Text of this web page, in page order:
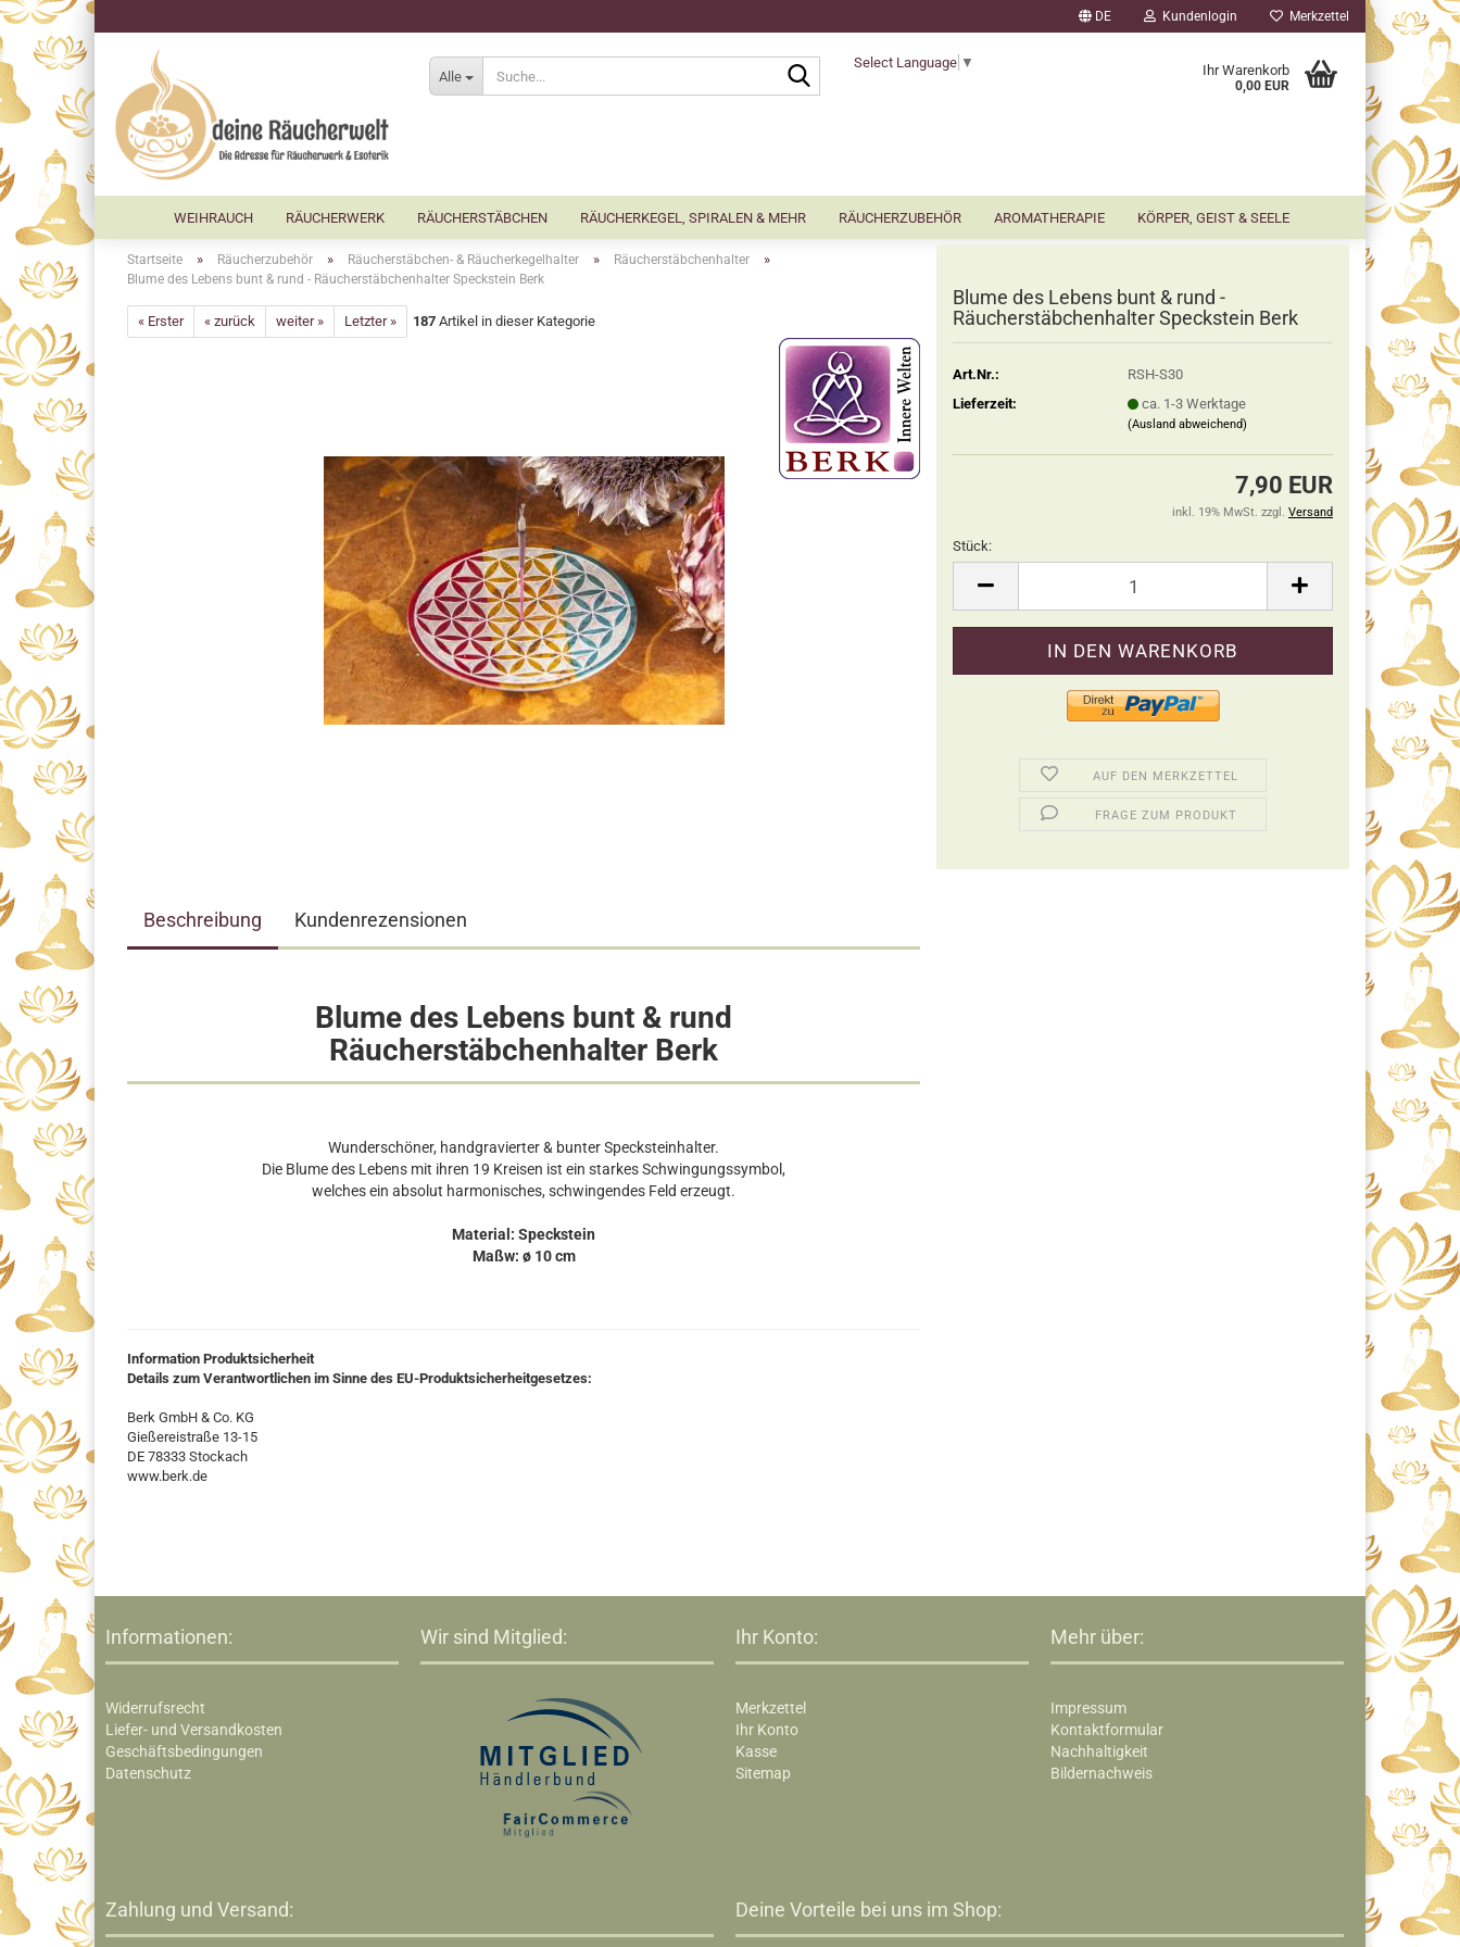
DE Kundenlogin Merkzettel
Alle
Suche...Select Language ▼ Ihr Warenkorb
0,00 EUR
WEIHRAUCH RÄUCHERWERK RÄUCHERSTÄBCHEN RÄUCHERKEGEL, SPIRALEN & MEHR RÄUCHERZUBEHÖR AROMATHERAPIE KÖRPER, GEIST & SEELE
Startseite » Räucherzubehör » Räucherstäbchen- & Räucherkegelhalter » Räucherstäbchenhalter »
Blume des Lebens bunt & rund - Räucherstäbchenhalter Speckstein Berk
« Erster « zurück weiter » Letzter » 187 Artikel in dieser Kategorie
Blume des Lebens bunt & rund -
Räucherstäbchenhalter Speckstein Berk
Art.Nr.:
RSH-S30
Lieferzeit:
ca. 1-3 Werktage
(Ausland abweichend)
7,90 EUR
inkl. 19% MwSt. zzgl. Versand
Stück:
Stück
AUF DEN MERKZETTEL
FRAGE ZUM PRODUKT
Beschreibung Kundenrezensionen
Blume des Lebens bunt & rund
Räucherstäbchenhalter Berk
Wunderschöner, handgravierter & bunter Specksteinhalter.
Die Blume des Lebens mit ihren 19 Kreisen ist ein starkes Schwingungssymbol,
welches ein absolut harmonisches, schwingendes Feld erzeugt.
Material: Speckstein
Maßw: ø 10 cm
Information Produktsicherheit
Details zum Verantwortlichen im Sinne des EU-Produktsicherheitgesetzes:
Berk GmbH & Co. KG
Gießereistraße 13-15
DE 78333 Stockach
www.berk.de
Informationen:
Widerrufsrecht
Liefer- und Versandkosten
Geschäftsbedingungen
Datenschutz
Wir sind Mitglied: Ihr Konto:
Merkzettel
Ihr Konto
Kasse
Sitemap
Mehr über:
Impressum
Kontaktformular
Nachhaltigkeit
Bildernachweis
Zahlung und Versand: Deine Vorteile bei uns im Shop:​